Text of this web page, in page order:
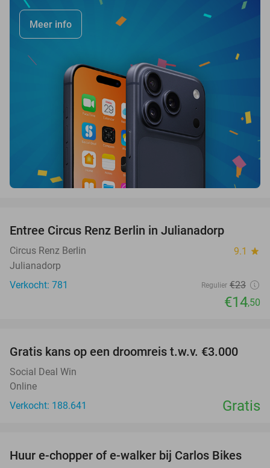
Meer info
Entree Circus Renz Berlin in Julianadorp
Circus Renz Berlin 9.1 star
Julianadorp
Verkocht: 781
Regulier €23
€14,50
Gratis kans op een droomreis t.w.v. €3.000
Social Deal Win
Online
Verkocht: 188.641
Gratis
56%
Huur e-chopper of e-walker bij Carlos Bikes